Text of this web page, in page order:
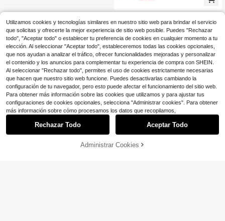
Lo sentimos, este producto está agotado.
Mostrar artículos similares con stock Ver todo
AGOTADO
Utilizamos cookies y tecnologías similares en nuestro sitio web para brindar el servicio
que solicitas y ofrecerte la mejor experiencia de sitio web posible. Puedes "Rechazar
todo", "Aceptar todo" o establecer tu preferencia de cookies en cualquier momento a tu
elección. Al seleccionar "Aceptar todo", estableceremos todas las cookies opcionales,
que nos ayudan a analizar el tráfico, ofrecer funcionalidades mejoradas y personalizar
el contenido y los anuncios para complementar tu experiencia de compra con SHEIN.
Al seleccionar "Rechazar todo", permites el uso de cookies estrictamente necesarias
que hacen que nuestro sitio web funcione. Puedes desactivarlas cambiando la
configuración de tu navegador, pero esto puede afectar el funcionamiento del sitio web.
Para obtener más información sobre las cookies que utilizamos y para ajustar tus
configuraciones de cookies opcionales, selecciona "Administrar cookies". Para obtener
más información sobre cómo procesamos los datos que recopilamos,
Rechazar Todo Aceptar Todo
Administrar Cookies